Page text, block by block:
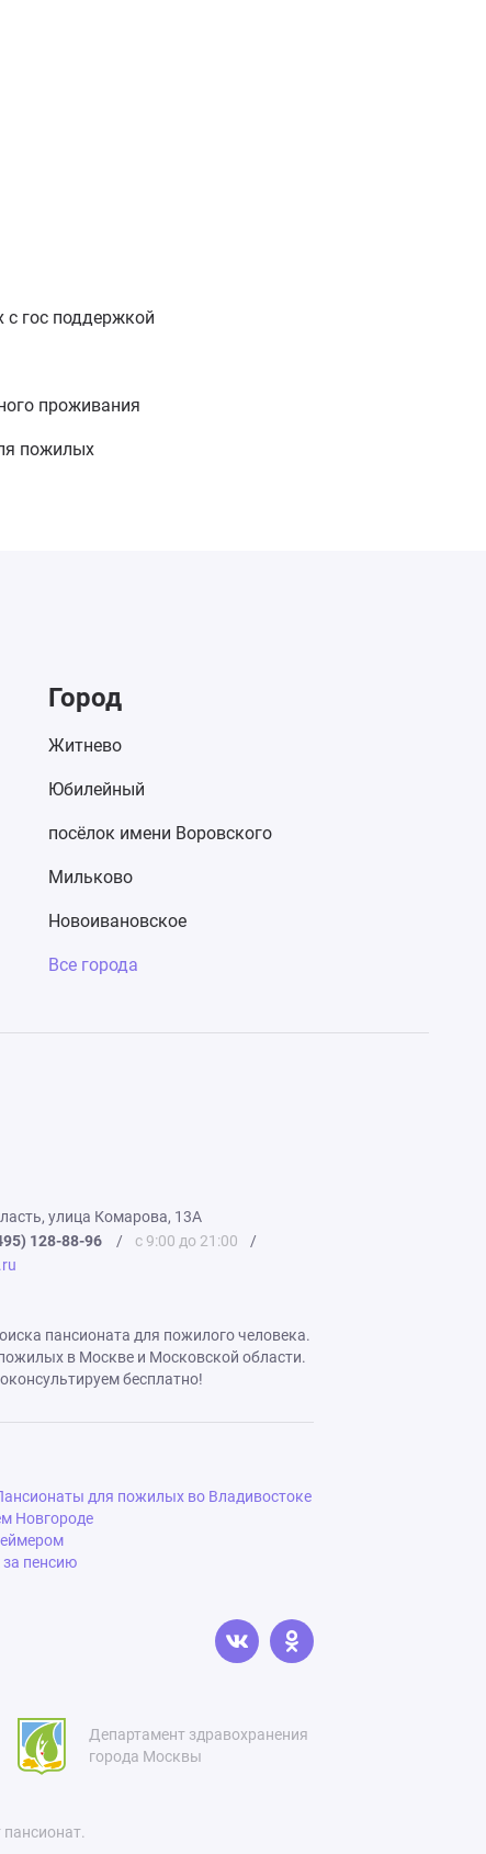
гос поддержкой
проживания
пожилых
Город
Житнево
Юбилейный
посёлок имени Воровского
Мильково
Новоивановское
Все города
улица Комарова, 13А
128-88-96 / с 9:00 до 21:00
/
пансионата для пожилого человека.
в Москве и Московской области.
бесплатно!
для пожилых во Владивостоке
Новгороде
пенсию
Департамент здравохранения
города Москвы